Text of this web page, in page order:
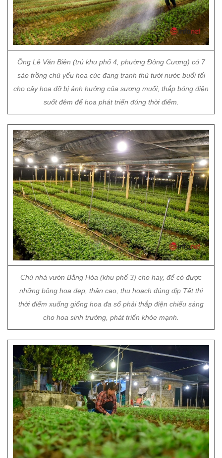
Ông Lê Văn Biên (trú khu phố 4, phường Đông Cương) có 7
sào trồng chủ yếu hoa cúc đang tranh thủ tưới nước buổi tối
cho cây hoa đỡ bị ảnh hưởng của sương muối, thắp bóng điện
suốt đêm để hoa phát triển đúng thời điểm.
Chủ nhà vườn Bằng Hòa (khu phố 3) cho hay, để có được
những bông hoa đẹp, thân cao, thu hoạch đúng dịp Tết thì
thời điểm xuống giống hoa đa số phải thắp điện chiếu sáng
cho hoa sinh trưởng, phát triển khỏe mạnh.